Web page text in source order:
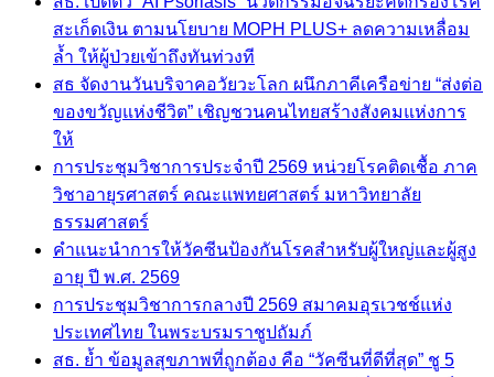
สะเก็ดเงิน ตามนโยบาย MOPH PLUS+ ลดความเหลื่อม
ล้ำ ให้ผู้ป่วยเข้าถึงทันท่วงที
สธ จัดงานวันบริจาคอวัยวะโลก ผนึกภาคีเครือข่าย “ส่งต่อ
ของขวัญแห่งชีวิต” เชิญชวนคนไทยสร้างสังคมแห่งการ
ให้
การประชุมวิชาการประจำปี 2569 หน่วยโรคติดเชื้อ ภาค
วิชาอายุรศาสตร์ คณะแพทยศาสตร์ มหาวิทยาลัย
ธรรมศาสตร์
คำแนะนำการให้วัคซีนป้องกันโรคสำหรับผู้ใหญ่และผู้สูง
อายุ ปี พ.ศ. 2569
การประชุมวิชาการกลางปี 2569 สมาคมอุรเวชช์แห่ง
ประเทศไทย ในพระบรมราชูปถัมภ์
สธ. ย้ำ ข้อมูลสุขภาพที่ถูกต้อง คือ “วัคซีนที่ดีที่สุด” ชู 5